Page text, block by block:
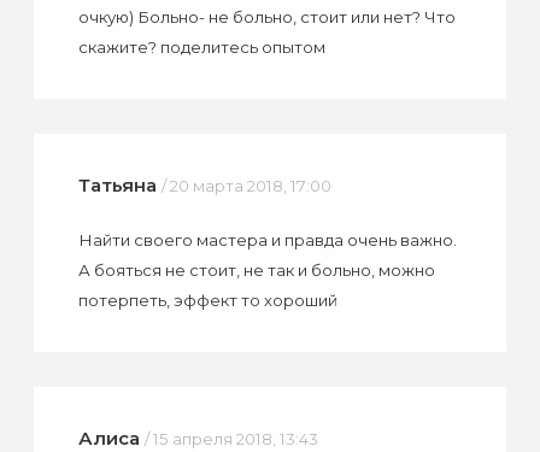
очкую) Больно- не больно, стоит или нет? Что
скажите? поделитесь опытом
Татьяна / 20 марта 2018, 17:00
Найти своего мастера и правда очень важно.
А бояться не стоит, не так и больно, можно
потерпеть, эффект то хороший
Алиса / 15 апреля 2018, 13:43